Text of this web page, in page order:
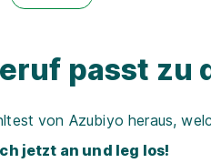
passt zu
von Azubiyo heraus,
jetzt an und leg los!